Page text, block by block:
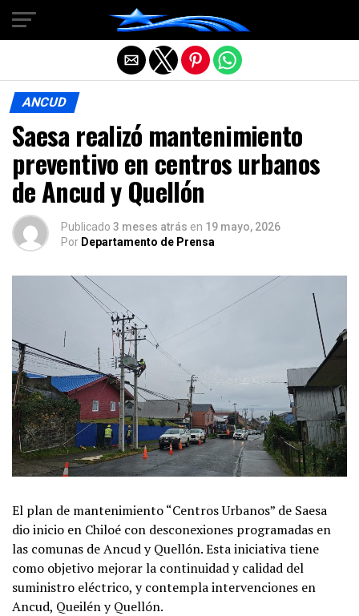
ANCUD
Saesa realizó mantenimiento
preventivo en centros urbanos
de Ancud y Quellón
Publicado 3 meses atrás en 19 mayo, 2026
Por Departamento de Prensa
El plan de mantenimiento “Centros Urbanos” de Saesa
dio inicio en Chiloé con desconexiones programadas en
las comunas de Ancud y Quellón. Esta iniciativa tiene
como objetivo mejorar la continuidad y calidad del
suministro eléctrico, y contempla intervenciones en
Ancud, Queilén y Quellón.
Salir de la versión móvil